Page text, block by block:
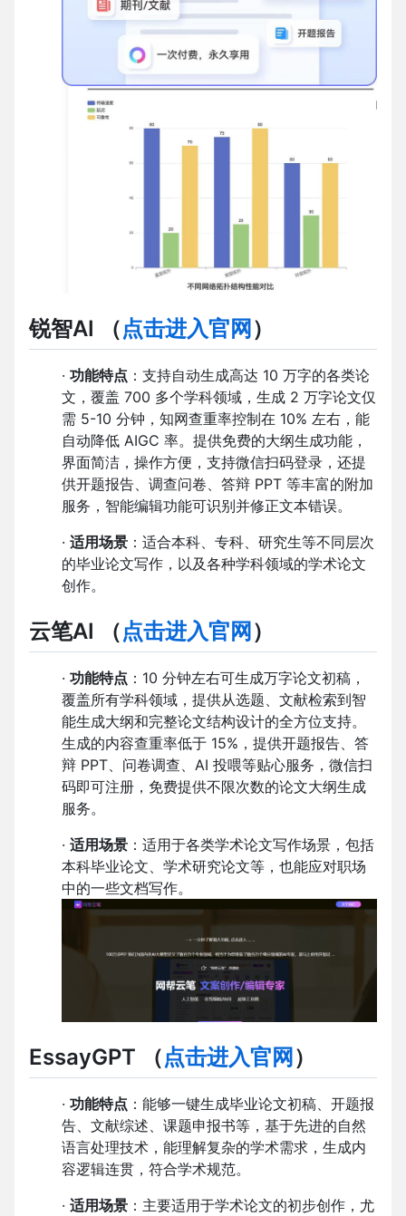
锐智AI （点击进入官网 ）
· 功能特点 ：支持自动生成高达 10 万字的各类论
文，覆盖 700 多个学科领域，生成 2 万字论文仅
需 5-10 分钟，知网查重率控制在 10% 左右，能
自动降低 AIGC 率。提供免费的大纲生成功能，
界面简洁，操作方便，支持微信扫码登录，还提
供开题报告、调查问卷、答辩 PPT 等丰富的附加
服务，智能编辑功能可识别并修正文本错误。
· 适用场景 ：适合本科、专科、研究生等不同层次
的毕业论文写作，以及各种学科领域的学术论文
创作。
云笔AI （点击进入官网 ）
· 功能特点 ：10 分钟左右可生成万字论文初稿，
覆盖所有学科领域，提供从选题、文献检索到智
能生成大纲和完整论文结构设计的全方位支持。
生成的内容查重率低于 15%，提供开题报告、答
辩 PPT、问卷调查、AI 投喂等贴心服务，微信扫
码即可注册，免费提供不限次数的论文大纲生成
服务。
· 适用场景 ：适用于各类学术论文写作场景，包括
本科毕业论文、学术研究论文等，也能应对职场
中的一些文档写作。
EssayGPT （点击进入官网 ）
· 功能特点 ：能够一键生成毕业论文初稿、开题报
告、文献综述、课题申报书等，基于先进的自然
语言处理技术，能理解复杂的学术需求，生成内
容逻辑连贯，符合学术规范。
· 适用场景 ：主要适用于学术论文的初步创作，尤